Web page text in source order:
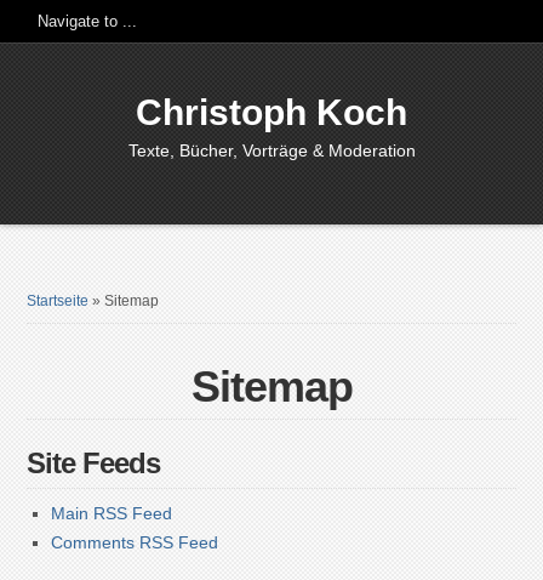
Christoph Koch
Texte, Bücher, Vorträge & Moderation
Startseite »Sitemap
Sitemap
Site Feeds
Main RSS Feed
Comments RSS Feed